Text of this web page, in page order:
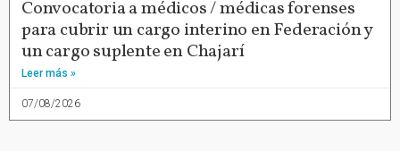
Convocatoria a médicos / médicas forenses
para cubrir un cargo interino en Federación y
un cargo suplente en Chajarí
Leer más »
07/08/2026